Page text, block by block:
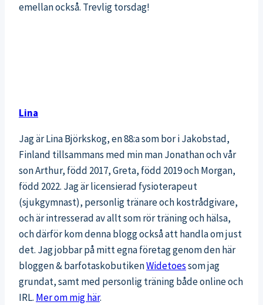
emellan också. Trevlig torsdag!
Lina
Jag är Lina Björkskog, en 88:a som bor i Jakobstad,
Finland tillsammans med min man Jonathan och vår
son Arthur, född 2017, Greta, född 2019 och Morgan,
född 2022. Jag är licensierad fysioterapeut
(sjukgymnast), personlig tränare och kostrådgivare,
och är intresserad av allt som rör träning och hälsa,
och därför kom denna blogg också att handla om just
det. Jag jobbar på mitt egna företag genom den här
bloggen & barfotaskobutikenWidetoessom jag
grundat, samt med personlig träning både online och
IRL. Mer om mig här.